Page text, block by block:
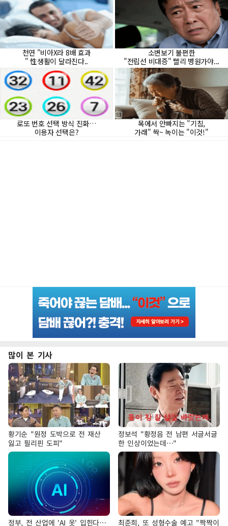
많이 본 기사
황기순 "원정 도박으로 전 재산
잃고 필리핀 도피"
정보석 "황정음 전 남편 서글서글
한 인상이었는데…"
정부, 전 산업에 'AI 옷' 입힌다… 최준희, 또 성형수술 예고 "짝짝이